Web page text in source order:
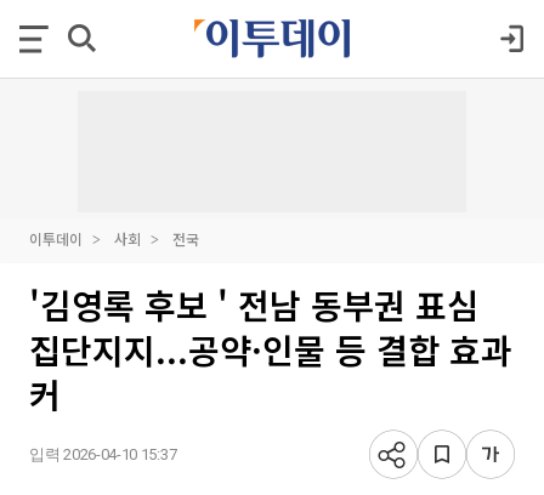
이투데이 사회 전국
'김영록 후보 ' 전남 동부권 표심
집단지지...공약·인물 등 결합 효과
커
입력 2026-04-10 15:37